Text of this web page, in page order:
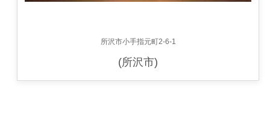
所沢市小手指元町2-6-1
(所沢市)